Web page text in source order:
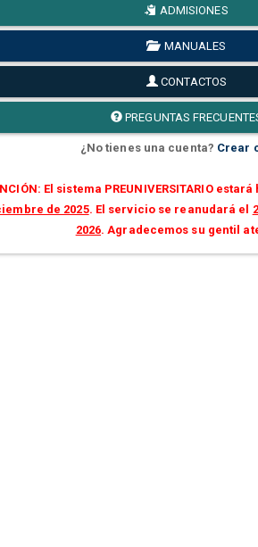
ADMISIONES
MANUALES
CONTACTOS
PREGUNTAS
¿No tienes una cuenta? Crear
El sistema PREUNIVERSITARIO
de 2025. El servicio se reanudará el
2026. Agradecemos su gentil